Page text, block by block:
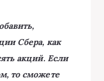
Сбера, как
акций. Если
то сможете